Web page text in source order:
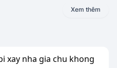
Xem thêm